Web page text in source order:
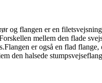
og flangen er en
mellem den flade
er også en flad
den halsede